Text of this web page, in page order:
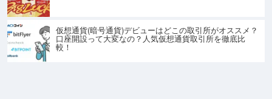
仮想通貨(暗号通貨)デビューはどこの取引所がオススメ？
口座開設って大変なの？人気仮想通貨取引所を徹底比
較！